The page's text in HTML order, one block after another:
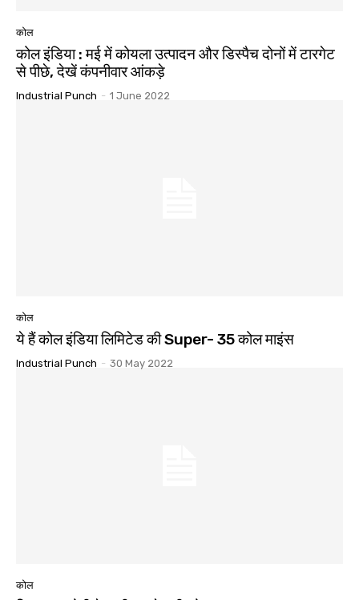
कोल
कोल इंडिया : मई में कोयला उत्पादन और डिस्पैच दोनों में टारगेट
से पीछे, देखें कंपनीवार आंकड़े
Industrial Punch - 1 June 2022
कोल
ये हैं कोल इंडिया लिमिटेड की Super- 35 कोल माइंस
Industrial Punch - 30 May 2022
कोल